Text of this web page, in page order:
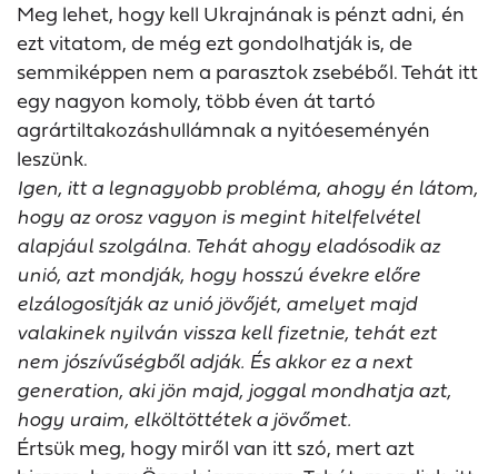
Meg lehet, hogy kell Ukrajnának is pénzt adni, én
ezt vitatom, de még ezt gondolhatják is, de
semmiképpen nem a parasztok zsebéből. Tehát itt
egy nagyon komoly, több éven át tartó
agrártiltakozáshullámnak a nyitóeseményén
leszünk.
Igen, itt a legnagyobb probléma, ahogy én látom,
hogy az orosz vagyon is megint hitelfelvétel
alapjául szolgálna. Tehát ahogy eladósodik az
unió, azt mondják, hogy hosszú évekre előre
elzálogosítják az unió jövőjét, amelyet majd
valakinek nyilván vissza kell fizetnie, tehát ezt
nem jószívűségből adják. És akkor ez a next
generation, aki jön majd, joggal mondhatja azt,
hogy uraim, elköltöttétek a jövőmet.
Értsük meg, hogy miről van itt szó, mert azt